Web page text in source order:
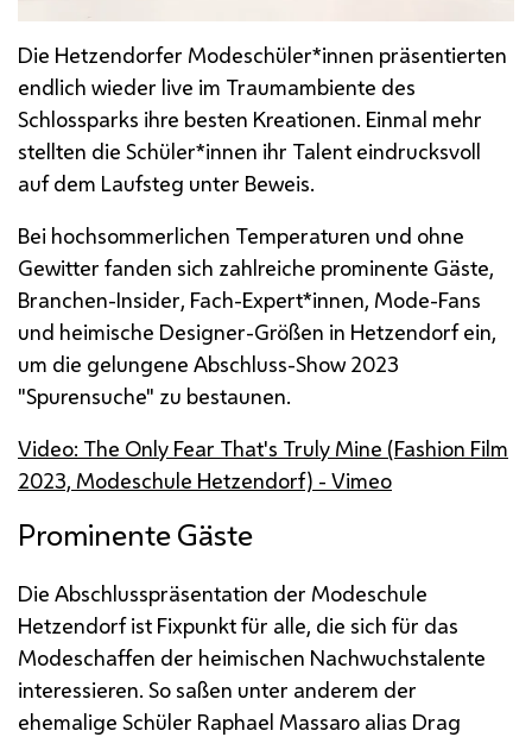
Die Hetzendorfer Modeschüler*innen präsentierten
endlich wieder live im Traumambiente des
Schlossparks ihre besten Kreationen. Einmal mehr
stellten die Schüler*innen ihr Talent eindrucksvoll
auf dem Laufsteg unter Beweis.
Bei hochsommerlichen Temperaturen und ohne
Gewitter fanden sich zahlreiche prominente Gäste,
Branchen-Insider, Fach-Expert*innen, Mode-Fans
und heimische Designer-Größen in Hetzendorf ein,
um die gelungene Abschluss-Show 2023
"Spurensuche" zu bestaunen.
Video: The Only Fear That's Truly Mine (Fashion Film
2023, Modeschule Hetzendorf) - Vimeo
Prominente Gäste
Die Abschlusspräsentation der Modeschule
Hetzendorf ist Fixpunkt für alle, die sich für das
Modeschaffen der heimischen Nachwuchstalente
interessieren. So saßen unter anderem der
ehemalige Schüler Raphael Massaro alias Drag